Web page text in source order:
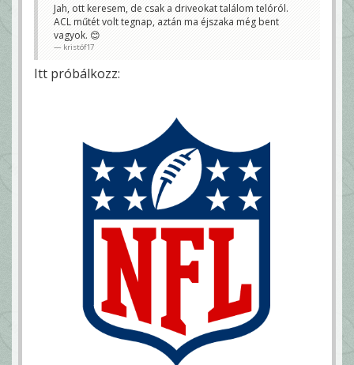
Jah, ott keresem, de csak a driveokat találom telóról.
ACL műtét volt tegnap, aztán ma éjszaka még bent
vagyok. 😊
kristóf17
Itt próbálkozz: